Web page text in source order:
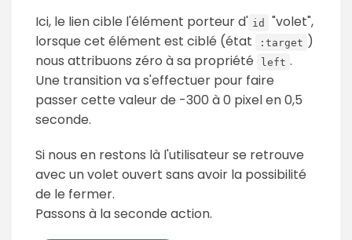
Ici, le lien cible l'élément porteur d' id
"volet",
lorsque cet élément est ciblé (état
:target )
nous attribuons zéro à sa propriété
left .
Une transition va s'effectuer pour faire
passer cette valeur de -300 à 0 pixel en 0,5
seconde.
Si nous en restons là l'utilisateur se retrouve
avec un volet ouvert sans avoir la possibilité
de le fermer.
Passons à la seconde action.